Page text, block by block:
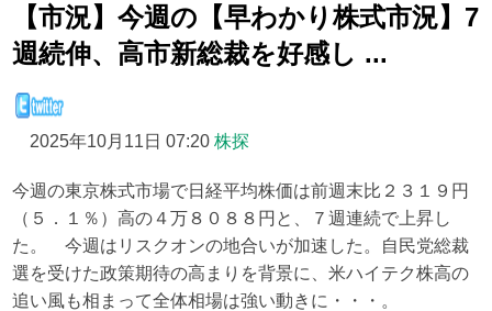
【市況】今週の【早わかり株式市況】7
週続伸、高市新総裁を好感し ...
2025年10月11日 07:20 株探
今週の東京株式市場で日経平均株価は前週末比２３１９円
（５．１％）高の４万８０８８円と、７週連続で上昇し
た。 今週はリスクオンの地合いが加速した。自民党総裁
選を受けた政策期待の高まりを背景に、米ハイテク株高の
追い風も相まって全体相場は強い動きに・・・。